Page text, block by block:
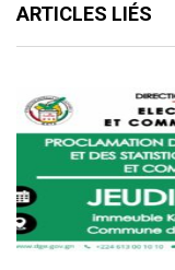
ARTICLES LIÉS